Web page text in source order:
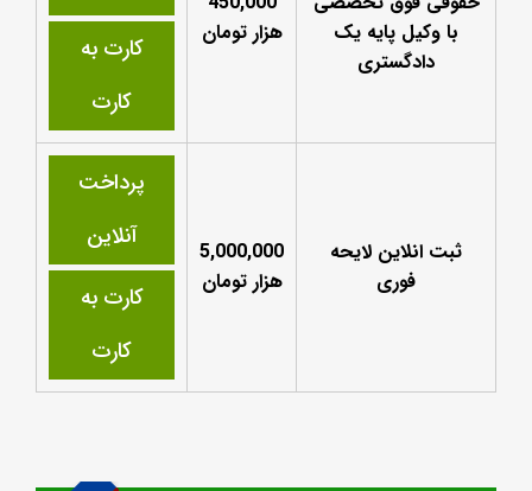
با وکیل پایه یک
دادگستری
هزار تومان
کارت به
کارت
ثبت انلاین لایحه
فوری
5,000,000
هزار تومان
پرداخت
آنلاین
کارت به
کارت